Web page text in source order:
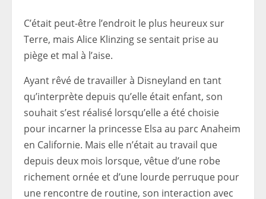
C’était peut-être l’endroit le plus heureux sur
Terre, mais Alice Klinzing se sentait prise au
piège et mal à l’aise.
Ayant rêvé de travailler à Disneyland en tant
qu’interprète depuis qu’elle était enfant, son
souhait s’est réalisé lorsqu’elle a été choisie
pour incarner la princesse Elsa au parc Anaheim
en Californie. Mais elle n’était au travail que
depuis deux mois lorsque, vêtue d’une robe
richement ornée et d’une lourde perruque pour
une rencontre de routine, son interaction avec